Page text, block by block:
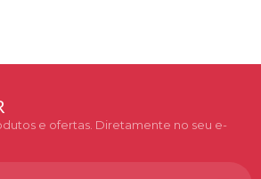
e ofertas. Diretamente no seu e-